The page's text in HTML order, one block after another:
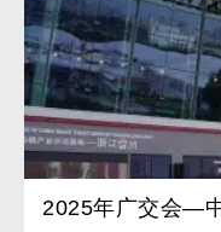
2025年广交会—